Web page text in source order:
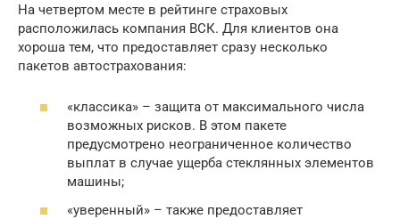
На четвертом месте в рейтинге страховых
расположилась компания ВСК. Для клиентов она
хороша тем, что предоставляет сразу несколько
пакетов автострахования:
«классика» – защита от максимального числа
возможных рисков. В этом пакете
предусмотрено неограниченное количество
выплат в случае ущерба стеклянных элементов
машины;
«уверенный» – также предоставляет